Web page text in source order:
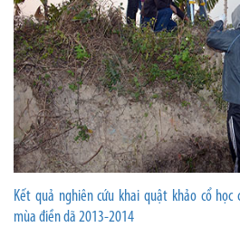
Kết quả nghiên cứu khai quật khảo cổ học
mùa điền dã 2013-2014